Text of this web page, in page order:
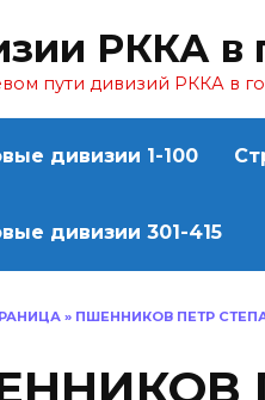
РККА в
пути дивизий РККА в
дивизии 1-100
дивизии 301-415
» ПШЕННИКОВ ПЕТР